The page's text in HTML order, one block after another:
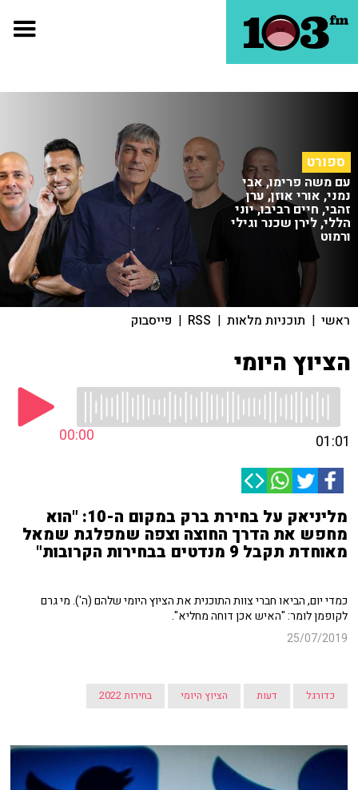
ספורט
עם משה פרימו, אבי
נמני, אורי אוזן, ערן
זהבי, חיים רביבו, יוני
הללי, לירן שכנר וגילי
ורמוט
ראשי | תוכניות מלאות |
RSS
| פייסבוק
הציוץ היומי
00:00 01:01
מליניאק על בחירת ברק במקום ה-10: "הוא
מחפש את הדרך החוצה וצפה שמפלגת שמאל
מאוחדת תקבל 9 מנדטים בבחירות הקרובות"
כמדי יום, הביאו חברי צוות התוכנית את הציוץ היומי שלהם (ה'). מי גרם
לקופמן לומר: "האיש אכן דוחה מחליא".
25/07/2019
כדורגל דעות הציוץ היומי בחירות 2022